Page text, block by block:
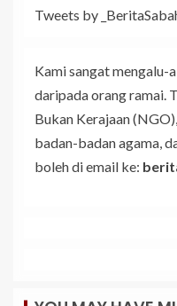
Tweets by
Kami sangat mengalu-
daripada orang ramai.
Bukan Kerajaan
badan-badan agama,
boleh di email ke: